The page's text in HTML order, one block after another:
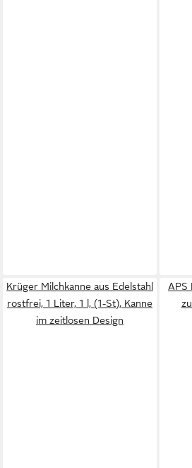
Krüger Milchkanne aus Edelstahl
rostfrei, 1 Liter, 1 l, (1-St), Kanne
im zeitlosen Design
APS